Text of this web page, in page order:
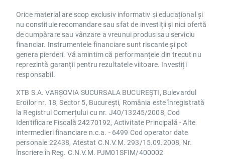
Orice material are scop exclusiv informativ și educațional și
nu constituie recomandare sau sfat de investiții și nici ofertă
de cumpărare sau vânzare a vreunui produs sau serviciu
financiar. Instrumentele financiare sunt riscante și pot
genera pierderi. Vă amintim că performanțele din trecut nu
reprezintă garanții pentru rezultatele viitoare. Investiți
responsabil.
XTB S.A. VARȘOVIA SUCURSALA BUCUREȘTI, Bulevardul
Eroilor nr. 18, Sector 5, București, România este înregistrată
la Registrul Comerțului cu nr. J40/13245/2008, Cod
Identificare Fiscală 24270192, Activitate Principală - Alte
intermedieri financiare n.c.a. - 6499 Cod operator date
personale 22438, Atestat C.N.V.M. 293/15.09.2008, Nr.
înscriere în Reg. C.N.V.M. PJM01SFIM/400002